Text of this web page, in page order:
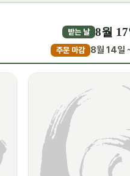
받는 날 8월
주문 마감 8월 14일